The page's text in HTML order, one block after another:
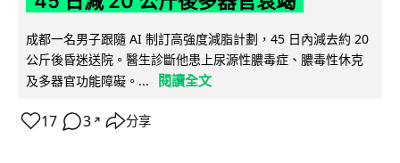
成都一名男子跟隨 AI 制訂高強度減脂計劃，45 日內減去約 20
公斤後昏迷送院。醫生診斷他患上尿源性膿毒症、膿毒性休克
及多器官功能障礙。...
閱讀全文
17 3 ↗ 分享